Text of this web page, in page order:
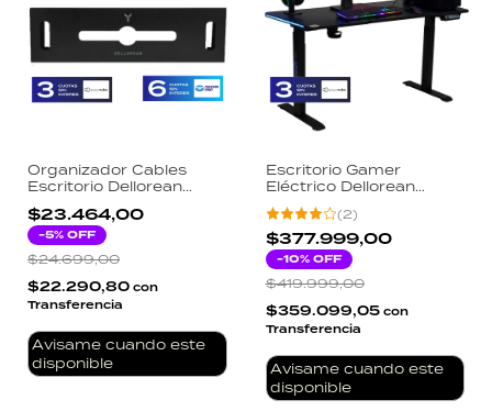
Organizador Cables
Escritorio Dellorean
Andromeda Metal
Resistente Kit
Instalación Dual Gaming
Oficina
$23.464,00
-5% OFF
$24.699,00
$22.290,80 con
Transferencia
Avisame cuando este
disponible
Escritorio Gamer
Eléctrico Dellorean
Andromeda Regulable
Altura Motor Silencioso
140cm RGB Soporte
100kg
(2)
$377.999,00
-10% OFF
$419.999,00
$359.099,05 con
Transferencia
Avisame cuando este
disponible